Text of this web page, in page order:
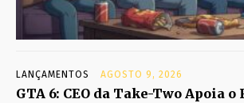
LANÇAMENTOS AGOSTO 9, 2026
GTA 6: CEO da Take-Two Apoia o